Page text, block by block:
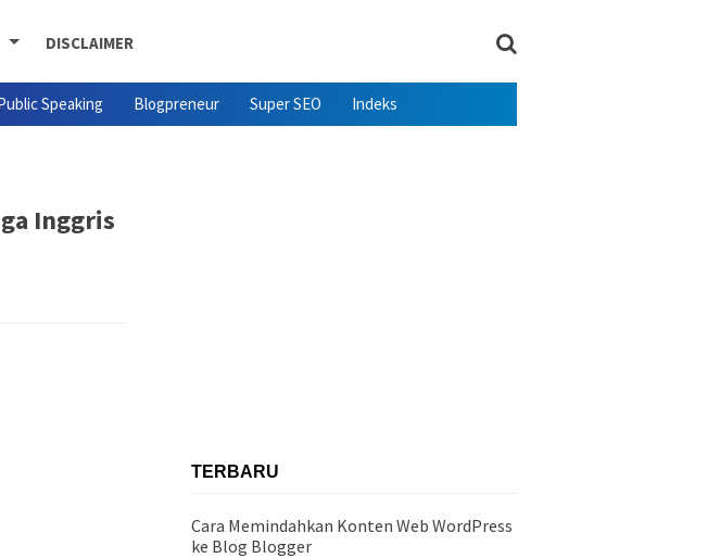
DISCLAIMER
Speaking Blogpreneur Super SEO Indeks
Inggris
TERBARU
Cara Memindahkan Konten Web WordPress
ke Blog Blogger